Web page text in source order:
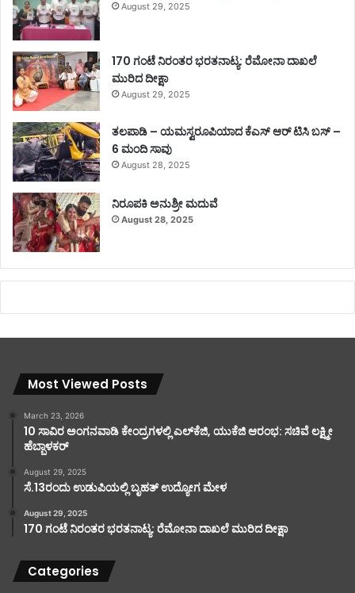
August 29, 2025
170 ಗಂಟೆ ನಿರಂತರ ಭರತನಾಟ್ಯ: ರೆಮೋನಾ ದಾಖಲೆ
ಮುರಿದ ದೀಕ್ಷಾ
August 29, 2025
ತಲಪಾಡಿ – ಯಮಸ್ವರೂಪಿಯಾದ ಕೆಎಸ್ ಆರ್ ಟಿಸಿ ಬಸ್ –
6 ಮಂದಿ ಸಾವು
August 28, 2025
ನಿರೂಪಕಿ ಅನುಶ್ರೀ ಮದುವೆ
August 28, 2025
Most Viewed Posts
March 23, 2026
10 ಸಾವಿರ ಅಂಗನವಾಡಿ ಕೇಂದ್ರಗಳಲ್ಲಿ ಎಲ್‌ಕೆಜಿ, ಯುಕೆಜಿ ಆರಂಭ: ಸಚಿವೆ ಲಕ್ಷ್ಮೀ
ಹೆಬ್ಬಾಳಕರ್
August 29, 2025
ಸೆ.13ರಂದು ಉಡುಪಿಯಲ್ಲಿ ಬೃಹತ್ ಉದ್ಯೋಗ ಮೇಳ
August 29, 2025
170 ಗಂಟೆ ನಿರಂತರ ಭರತನಾಟ್ಯ: ರೆಮೋನಾ ದಾಖಲೆ ಮುರಿದ ದೀಕ್ಷಾ
Categories